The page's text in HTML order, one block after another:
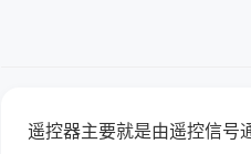
遥控器主要就是由遥控信号